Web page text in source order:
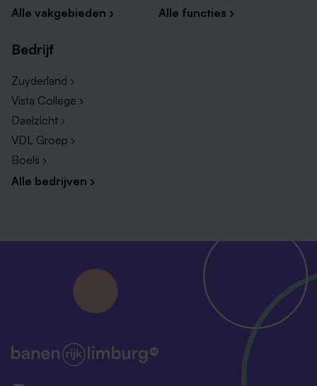
Alle vakgebieden ›
Alle functies ›
Bedrijf
Zuyderland ›
Vista College ›
Daelzicht ›
VDL Groep ›
Boels ›
Alle bedrijven ›